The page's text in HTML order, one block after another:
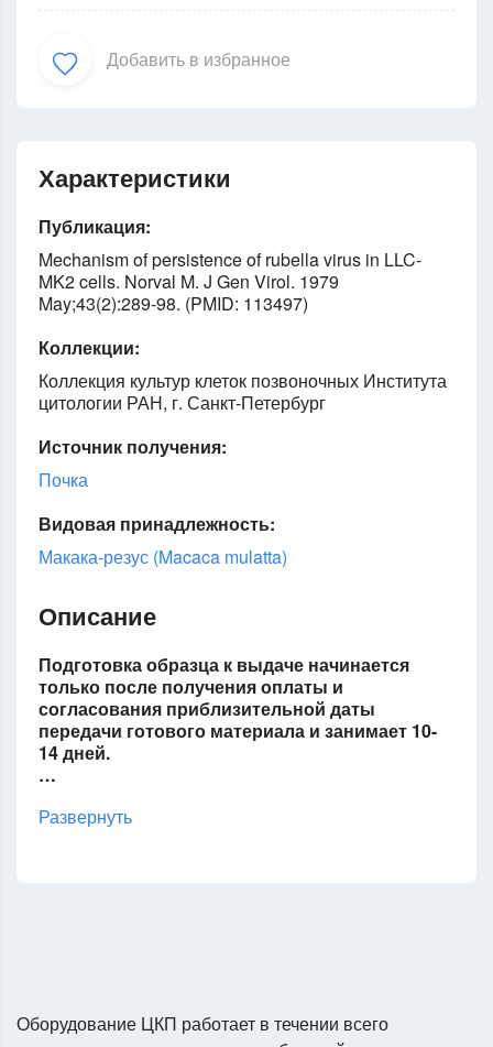
Добавить в избранное
Характеристики
Публикация:
Mechanism of persistence of rubella virus in LLC-
MK2 cells. Norval M. J Gen Virol. 1979
May;43(2):289-98. (PMID: 113497)
Коллекции:
Коллекция культур клеток позвоночных Института
цитологии РАН, г. Санкт-Петербург
Источник получения:
Почка
Видовая принадлежность:
Макака-резус (Macaca mulatta)
Описание
Подготовка образца к выдаче начинается
только после получения оплаты и
согласования приблизительной даты
передачи готового материала и занимает 10-
14 дней.
…
Развернуть
Оборудование ЦКП работает в течении всего